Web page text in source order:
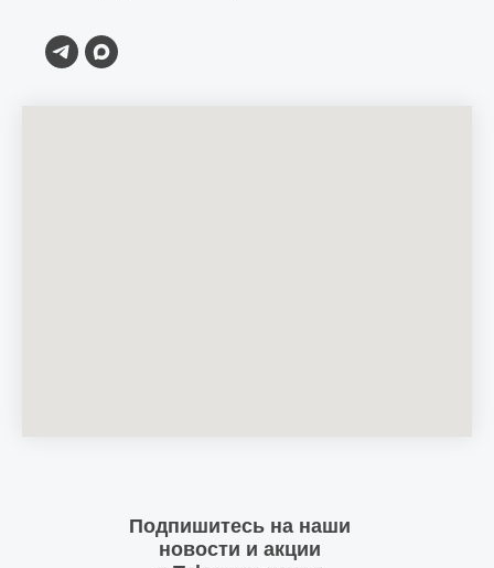
Подпишитесь на наши
новости и акции